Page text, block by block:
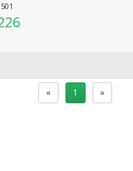
« 1 »